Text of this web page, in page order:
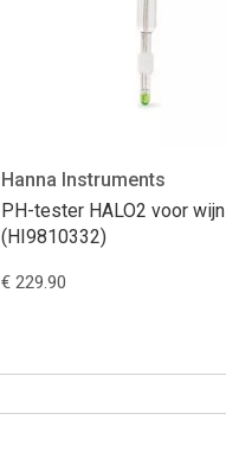
Hanna Instruments
PH-tester HALO2 voor wijn
(HI9810332)
€ 229.90